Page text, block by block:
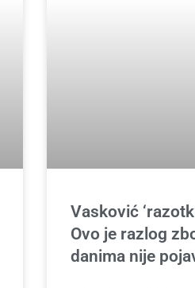
Vasković
Ovo je razlog
danima nije